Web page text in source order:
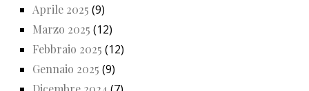
Aprile 2025 (9)
Marzo 2025 (12)
Febbraio 2025 (12)
Gennaio 2025 (9)